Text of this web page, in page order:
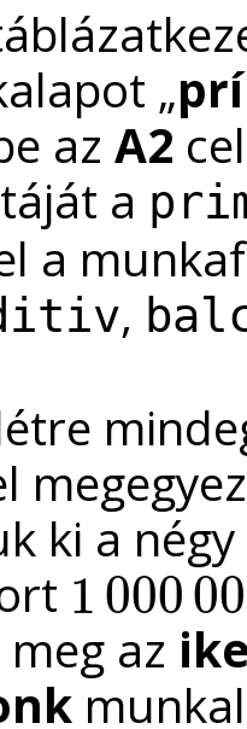
„
az A2
a
a
,
ki a
1 000
1000000
az